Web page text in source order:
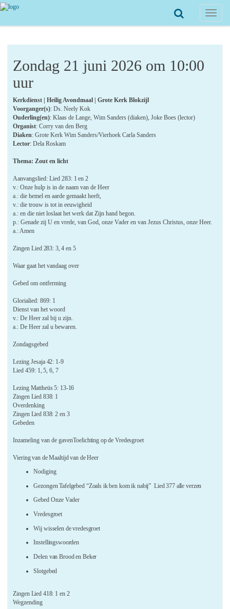
Toggle
Zondag 21 juni 2026 om 10:00
uur
Kerkdienst | Heilig Avondmaal | Grote Kerk Blokzijl
Voorganger(s): Ds. Neely Kok
Ouderling(en): Klaas de Lange, Wim Sanders (diaken), Joke Boes (lector)
Organist: Corry van den Berg
Diaken: Grote Kerk Wim Sanders/Vierhoek Carla Sanders
Lector: Dela Roskam
Thema: Zout en licht
Aanvangslied: Lied 283: 1 en 2
v.: Onze hulp is in de naam van de Heer
a.: die hemel en aarde gemaakt heeft,
v.: die trouw is tot in eeuwigheid
a.: en die niet loslaat het werk dat Zijn hand begon.
p.: Genade zij U en vrede, van God, onze Vader en van Jezus Christus, onze Heer.
a.: Amen
Zingen Lied 283: 3, 4 en 5
Waar gaat het vandaag over
Gebed om ontferming
Glorialied:869: 1
Dienst van het woord
v.: De Heer zal bij u zijn.
a.: De Heer zal u bewaren.
Zondagsgebed
LezingJesaja 42: 1-9
Lied459: 1, 5, 6, 7
Lezing Mattheüs 5: 13-16
Zingen Lied 838: 1
Overdenking
Zingen Lied 838: 2 en 3
Gebeden
Inzameling van de gavenToelichting op de Vredesgroet
Viering van de Maaltijd van de Heer
Nodiging
Gezongen Tafelgebed “Zoals ik ben kom ik nabij” Lied 377 alle verzen
Gebed Onze Vader
Vredesgroet
Wij wisselen de vredesgroet
Instellingswoorden
Delen van Brood en Beker
Slotgebed
Zingen Lied 418: 1 en 2
Wegzending